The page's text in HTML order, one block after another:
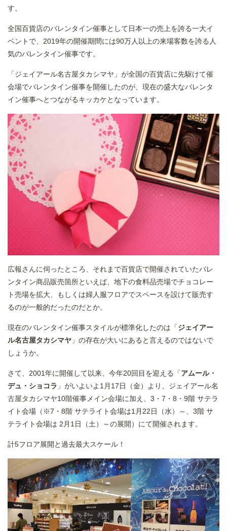
す。
全国百貨店のバレンタイン催事として日本一の売上を誇る一大イ
ベントで、2019年の開催期間には90万人以上の来場客数を誇る人
気のバレンタイン催事です。
「ジェイアール名古屋タカシマヤ」が全国の百貨店に先駆けて催
会場でバレンタイン催事を開催したのが、現在の盛大なバレンタ
イン催事へとつながるキッカケとなっています。
広報さんに伺ったところ、それまで百貨店で開催されていたバレ
ンタイン商品販売箇所といえば、地下の食料品売場でチョコレー
ト売場を拡大、もしくは婦人服フロアでスペースを設けて販売す
るのが一般的だったのだとか。
現在のバレンタイン催事スタイルが標準化したのは「ジェイアー
ル名古屋タカシマヤ 」の存在が大いにあると言えるのではないで
しょうか。
さて、2001年に開催して以来、今年20回目を迎える「アムール・
デュ・ショコラ 」がいよいよ1月17日（金）より、ジェイアール名
古屋タカシマヤ10階催事メイン会場に加え、3・7・8・9階 サテラ
イト会場（※7・8階 サテライト会場は1月22日（水）～、3階 サ
テライト会場は 2月1日（土）～の展開）にて開催されます。
計5フロア展開と過去最大スケール！